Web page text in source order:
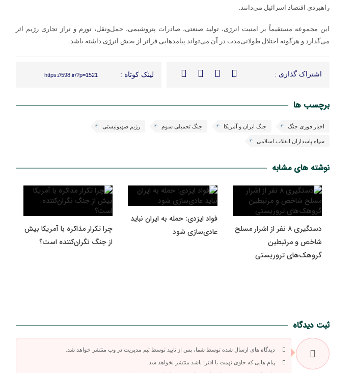
راهبردی اقتصاد اسرائیل می‌دانند.
این مجموعه مستقیماً بر امنیت انرژی، تولید صنعتی، صادرات پتروشیمی، حمل‌ونقل، تورم و تراز تجاری رژیم اثر
می‌گذارد و هرگونه اختلال طولانی‌مدت در آن می‌تواند پیامدهایی فراتر از بخش انرژی داشته باشد.
اشتراک گذاری : لینک کوتاه : https://598.ir/?p=1521
برچسب ها
اخبار فوری جنگ جنگ ایران و آمریکا جنگ تحمیلی سوم رژیم صهیونیستی
سپاه پاسداران انقلاب اسلامی
نوشته های مشابه
دستگیری ۸ نفر از اشرار مسلح
شاخص و مرتبطین
گروهک‌های تروریستی
فواد ایزدی: حمله به ایران نباید
عادی‌سازی شود
چرا تکرار مذاکره با آمریکا بیش
از جنگ نگران‌کننده است؟
ثبت دیدگاه
دیدگاه های ارسال شده توسط شما، پس از تایید توسط تیم مدیریت در وب منتشر خواهد شد.
پیام هایی که حاوی تهمت یا افترا باشد منتشر نخواهد شد.